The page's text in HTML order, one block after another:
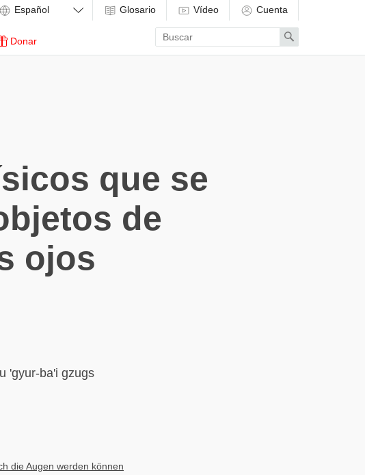
Donar
Glosario Vídeo Cuenta
Enter
search
term
Search
que se
de
ojos
'gyur-ba'i gzugs
die Augen werden können